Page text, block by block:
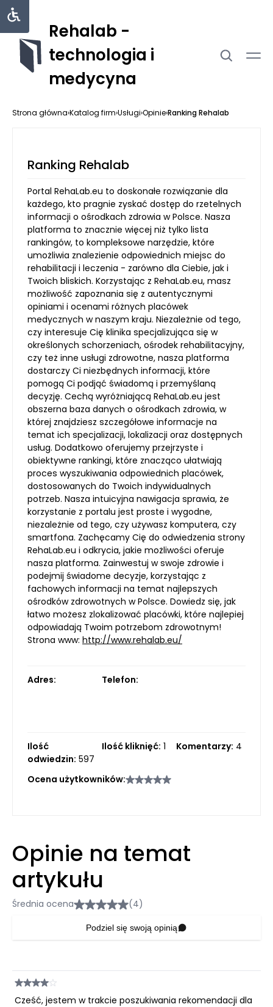
Rehalab -
technologia i
medycyna
Strona główna›Katalog firm›Usługi›Opinie›Ranking Rehalab
Ranking Rehalab
Portal RehaLab.eu to doskonałe rozwiązanie dla
każdego, kto pragnie zyskać dostęp do rzetelnych
informacji o ośrodkach zdrowia w Polsce. Nasza
platforma to znacznie więcej niż tylko lista
rankingów, to kompleksowe narzędzie, które
umożliwia znalezienie odpowiednich miejsc do
rehabilitacji i leczenia - zarówno dla Ciebie, jak i
Twoich bliskich. Korzystając z RehaLab.eu, masz
możliwość zapoznania się z autentycznymi
opiniami i ocenami różnych placówek
medycznych w naszym kraju. Niezależnie od tego,
czy interesuje Cię klinika specjalizująca się w
określonych schorzeniach, ośrodek rehabilitacyjny,
czy też inne usługi zdrowotne, nasza platforma
dostarczy Ci niezbędnych informacji, które
pomogą Ci podjąć świadomą i przemyślaną
decyzję. Cechą wyróżniającą RehaLab.eu jest
obszerna baza danych o ośrodkach zdrowia, w
której znajdziesz szczegółowe informacje na
temat ich specjalizacji, lokalizacji oraz dostępnych
usług. Dodatkowo oferujemy przejrzyste i
obiektywne rankingi, które znacząco ułatwiają
proces wyszukiwania odpowiednich placówek,
dostosowanych do Twoich indywidualnych
potrzeb. Nasza intuicyjna nawigacja sprawia, że
korzystanie z portalu jest proste i wygodne,
niezależnie od tego, czy używasz komputera, czy
smartfona. Zachęcamy Cię do odwiedzenia strony
RehaLab.eu i odkrycia, jakie możliwości oferuje
nasza platforma. Zainwestuj w swoje zdrowie i
podejmij świadome decyzje, korzystając z
fachowych informacji na temat najlepszych
ośrodków zdrowotnych w Polsce. Dowiedz się, jak
łatwo możesz zlokalizować placówki, które najlepiej
odpowiadają Twoim potrzebom zdrowotnym!
Strona www: http://www.rehalab.eu/
Adres: Telefon:
Ilość
odwiedzin: 597
Ilość kliknięć: 1 Komentarzy: 4
Ocena użytkowników:
Opinie na temat
artykułu
Średnia ocena (4)
Podziel się swoją opinią
Cześć, jestem w trakcie poszukiwania rekomendacji dla